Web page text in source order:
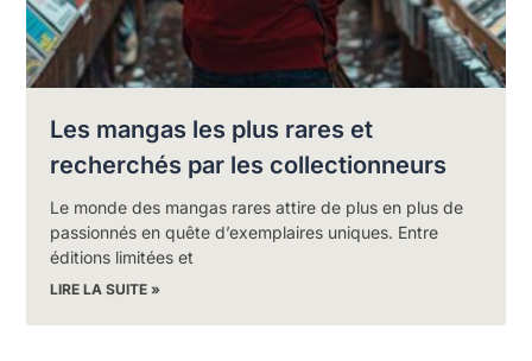
Les mangas les plus rares et
recherchés par les collectionneurs
Le monde des mangas rares attire de plus en plus de
passionnés en quête d’exemplaires uniques. Entre
éditions limitées et
LIRE LA SUITE »